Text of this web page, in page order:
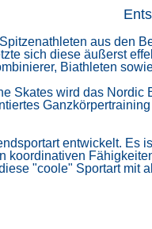
aus den
sich diese äußerst
Biathleten
Skates wird das
entwickelt.
"coole" Sportart mit